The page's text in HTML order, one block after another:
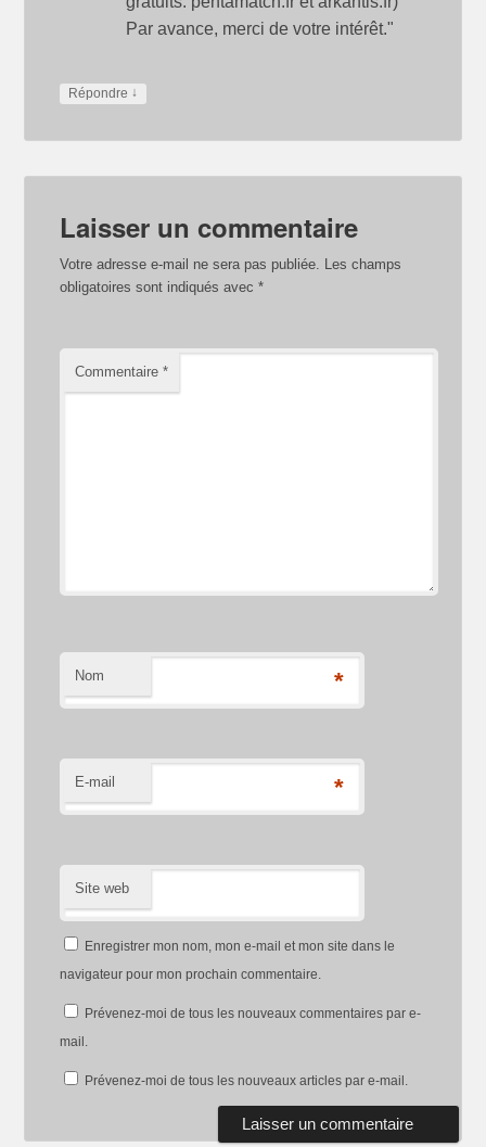
Par avance, merci de votre intérêt."
Répondre ↓
Laisser un commentaire
Votre adresse e-mail ne sera pas publiée. Les champs
obligatoires sont indiqués avec*
Commentaire*
Nom *
E-mail *
Site web
Enregistrer mon nom, mon e-mail et mon site dans le
navigateur pour mon prochain commentaire.
Prévenez-moi de tous les nouveaux commentaires par e-
mail.
Prévenez-moi de tous les nouveaux articles par e-mail.